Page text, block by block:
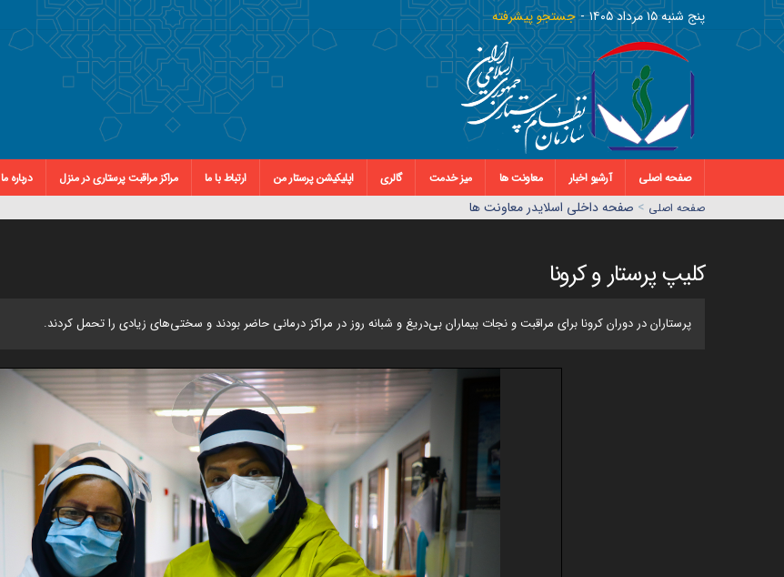
پنج شنبه ١٥ مرداد ١٤٠٥ جستجو پیشرفته
صفحه اصلی آرشیو اخبار معاونت ها میز خدمت گالری اپلیکیشن پرستار من ارتباط با ما مراکز مراقبت پرستاری در منزل درباره ما
صفحه اصلي > صفحه داخلی اسلایدر معاونت ها
کلیپ پرستار و کرونا
پرستاران در دوران کرونا برای مراقبت و نجات بیماران بی‌دریغ و شبانه روز در مراکز درمانی حاضر بودند و سختی‌های زیادی را تحمل کردند.